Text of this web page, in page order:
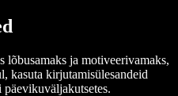
lõbusamaks ja motiveerivamaks,
kasuta kirjutamisülesandeid